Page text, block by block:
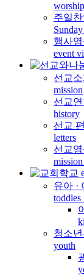
주일
행사
event
선교소
mission
선교연
history
선교
letters
선교
유아 ·
toddles
청소
youth